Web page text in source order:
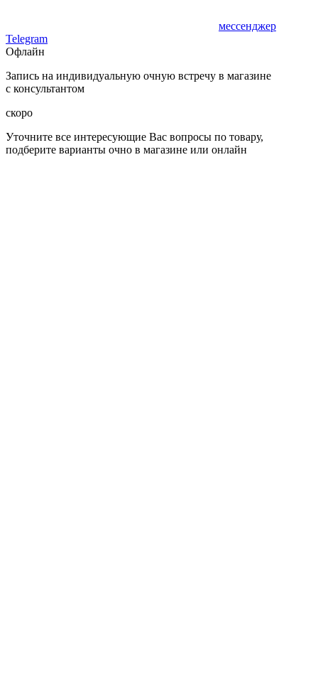
мессенджер
Telegram
Офлайн
Запись на индивидуальную очную встречу в магазине
с консультантом
скоро
Уточните все интересующие Вас вопросы по товару,
подберите варианты очно в магазине или онлайн